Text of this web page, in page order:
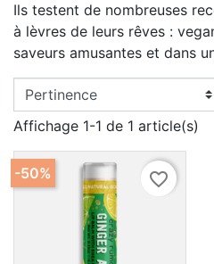
Ils testent de nombreuses
à lèvres de leurs rêves :
saveurs amusantes et dans
Affichage 1-1 de 1 article(s)
favorite_border
-50%